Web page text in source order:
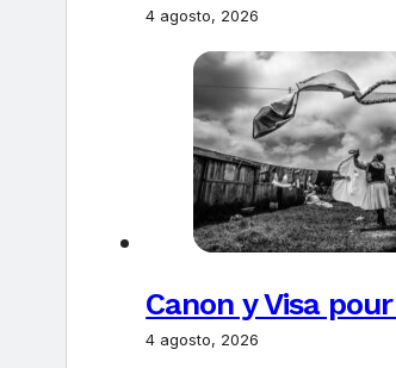
4 agosto, 2026
Canon y Visa
4 agosto, 2026